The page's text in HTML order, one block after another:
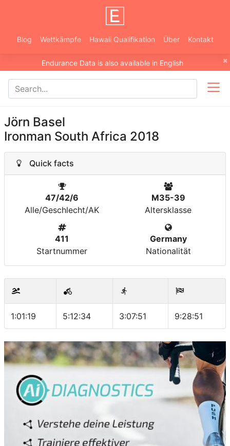
Blog Wettkämpfe Hawaii Qualifikation Über Kontakt
×
Endurance Data is also available in English
Jörn Basel
Ironman South Africa 2018
Quick facts
47/42/6
Alle/Geschlecht/AK
M35-39
Altersklasse
411
Startnummer
Germany
Nationalität
1:01:19 5:12:34 3:07:51 9:28:51